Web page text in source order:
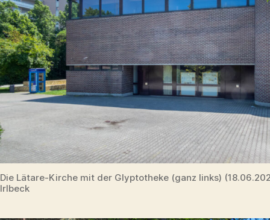
Die Lätare-Kirche mit der Glyptotheke (ganz links)
Irlbeck